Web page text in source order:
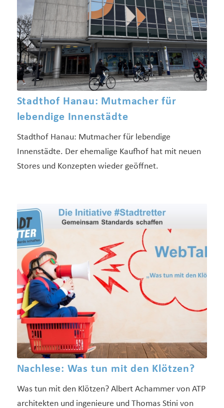
Stadthof Hanau: Mutmacher für
lebendige Innenstädte
Stadthof Hanau: Mutmacher für lebendige
Innenstädte. Der ehemalige Kaufhof hat mit neuen
Stores und Konzepten wieder geöffnet.
Nachlese: Was tun mit den Klötzen?
Was tun mit den Klötzen? Albert Achammer von ATP
architekten und ingenieure und Thomas Stini von